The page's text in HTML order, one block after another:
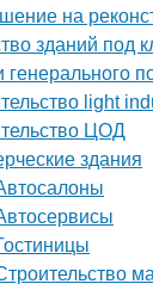
на
зданий под
генерального
light
ЦОД
здания